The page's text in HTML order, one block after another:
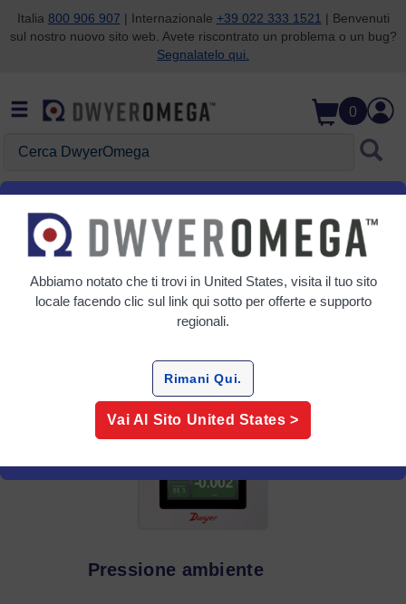
Salta alla ricerca
Salta al contenuto principale
Salta alla navigazione
Italia 800 906 907 | Internazionale +39 022 333 1521 | Benvenuti
sul nostro nuovo sito web. Avete riscontrato un problema o un bug?
Segnalatelo qui.
0
Home Pressione
Pressione
Pressione ambiente
Abbiamo notato che ti trovi in United States, visita il tuo sito
locale facendo clic sul link qui sotto per offerte e supporto
regionali.
Rimani Qui.
Vai Al Sito United States >